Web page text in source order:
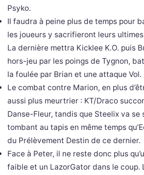
Psyko.
Il faudra à peine plus de temps pour
les joueurs y sacrifieront leurs
La dernière mettra Kicklee K.O. puis
hors-jeu par les poings de Tygnon,
la foulée par Brian et une attaque Vol.
Le combat contre Marion, en plus
aussi plus meurtrier : KT/Draco
Danse-Fleur, tandis que Steelix va se
tombant au tapis en même temps
du Prélèvement Destin de ce dernier.
Face à Peter, il ne reste donc plus
faible et un LazorGator dans le coup.